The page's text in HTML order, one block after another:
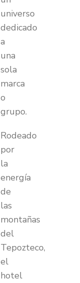
universo
dedicado
a
una
sola
marca
o
grupo.
Rodeado
por
la
energía
de
las
montañas
del
Tepozteco,
el
hotel